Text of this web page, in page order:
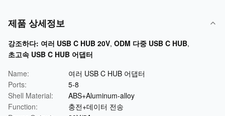
제품 상세정보
강조하다: 여러 USB C HUB 20V, ODM 다중 USB C HUB,
초고속 USB C HUB 어댑터
Name:
여러 USB C HUB 어댑터
Ports:
5-8
Shell Material:
ABS+Aluminum-alloy
Function:
충전+데이터 전송